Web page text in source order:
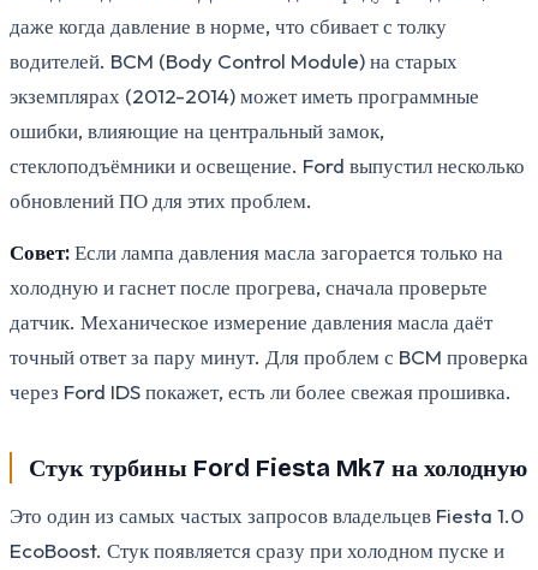
даже когда давление в норме, что сбивает с толку
водителей. BCM (Body Control Module) на старых
экземплярах (2012-2014) может иметь программные
ошибки, влияющие на центральный замок,
стеклоподъёмники и освещение. Ford выпустил несколько
обновлений ПО для этих проблем.
Совет:Если лампа давления масла загорается только на
холодную и гаснет после прогрева, сначала проверьте
датчик. Механическое измерение давления масла даёт
точный ответ за пару минут. Для проблем с BCM проверка
через Ford IDS покажет, есть ли более свежая прошивка.
Стук турбины Ford Fiesta Mk7 на холодную
Это один из самых частых запросов владельцев Fiesta 1.0
EcoBoost. Стук появляется сразу при холодном пуске и